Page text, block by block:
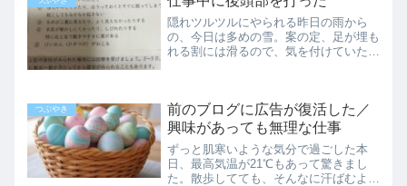
隠れツルツルにやられる昨日の雨から
の、今日は多めの雪。案の定、足が埋も
れる割には滑るので、気を付けていたつ
た。その時、後頭部を打った...
つぶやき
前のブログに広告が復活した／
興味があっても無理な仕事
ずっと肌寒いような気分で過ごした本
日、最高気温が21℃もあって驚きまし
た。散歩してても、そんなに汗ばむよう